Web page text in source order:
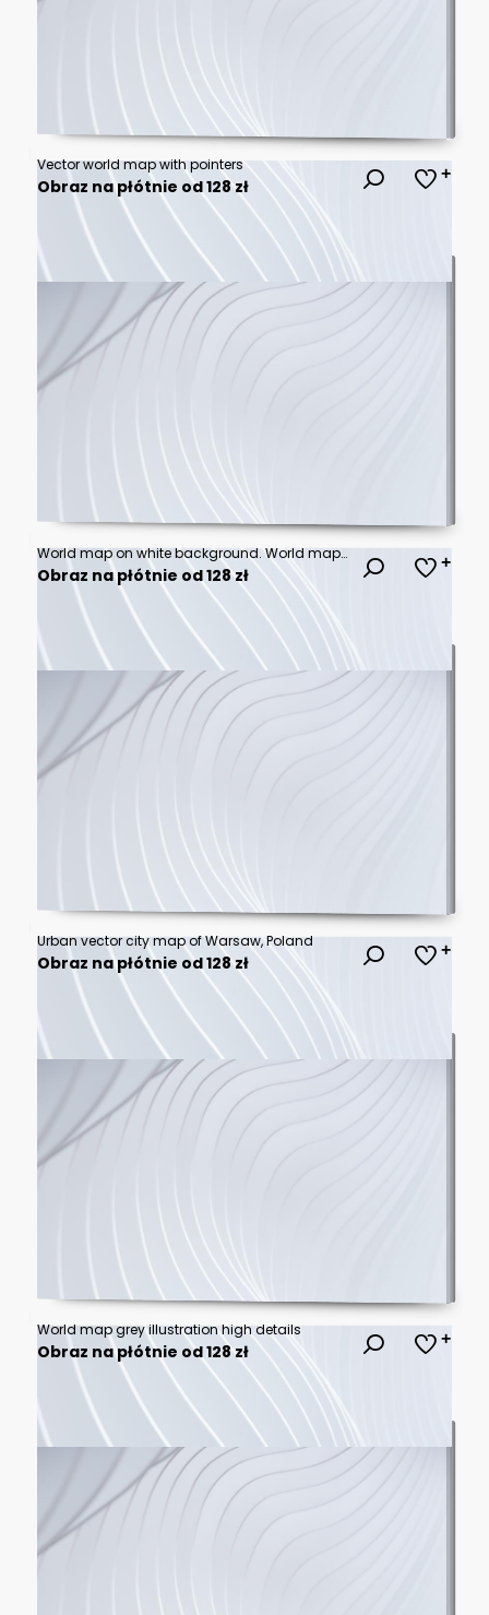
Vector world map with pointers
Obraz na płótnie od 128 zł
World map on white background. World map template with continents, North and South America, Europe and Asia, Africa and Australia
Obraz na płótnie od 128 zł
Urban vector city map of Warsaw, Poland
Obraz na płótnie od 128 zł
World map grey illustration high details
Obraz na płótnie od 128 zł